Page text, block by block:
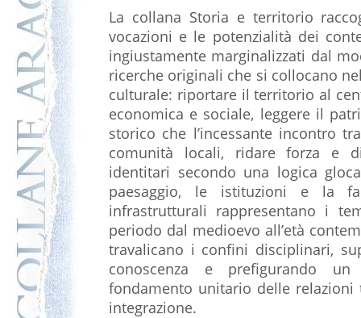
La collana Storia e territorio
vocazioni e le potenzialità dei
ingiustamente marginalizzati dal
ricerche originali che si collocano
culturale: riportare il territorio al
economica e sociale, leggere il
storico che l’incessante incontro
comunità locali, ridare forza e
identitari secondo una logica
paesaggio, le istituzioni e la
infrastrutturali rappresentano i
periodo dal medioevo all’età
travalicano i confini disciplinari,
conoscenza e prefigurando
fondamento unitario delle
integrazione.